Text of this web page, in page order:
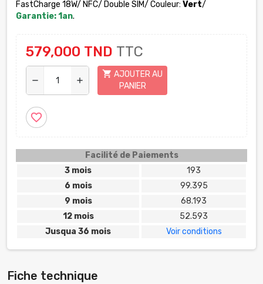
FastCharge 18W/ NFC/ Double SIM/ Couleur: Vert/
Garantie: 1an.
579,000 TND TTC
remove add
shopping_cart AJOUTER AU
PANIER
favorite_border
Facilité de Paiements
3 mois
193
6 mois
99.395
9 mois
68.193
12 mois
52.593
Jusqua 36 mois
Voir conditions
Fiche technique